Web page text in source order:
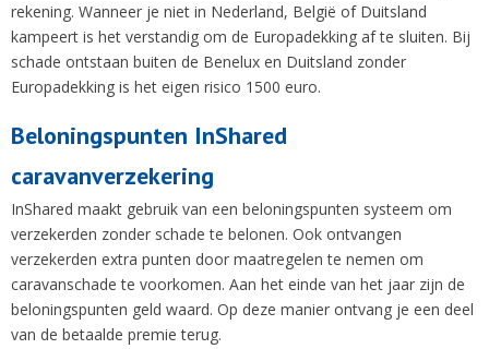
rekening. Wanneer je niet in Nederland, België of Duitsland
kampeert is het verstandig om de Europadekking af te sluiten. Bij
schade ontstaan buiten de Benelux en Duitsland zonder
Europadekking is het eigen risico 1500 euro.
Beloningspunten InShared
caravanverzekering
InShared maakt gebruik van een beloningspunten systeem om
verzekerden zonder schade te belonen. Ook ontvangen
verzekerden extra punten door maatregelen te nemen om
caravanschade te voorkomen. Aan het einde van het jaar zijn de
beloningspunten geld waard. Op deze manier ontvang je een deel
van de betaalde premie terug.